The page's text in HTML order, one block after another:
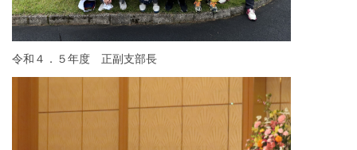
令和４．５年度 正副支部長